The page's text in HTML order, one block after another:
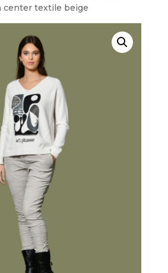
center textile beige